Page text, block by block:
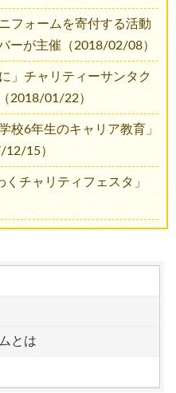
フォームを寄付する活動
ーが主催（2018/02/08）
」チャリティーサンタク
2018/01/22）
校6年生のキャリア教育」
12/15）
チャリティフェスタ」
とは